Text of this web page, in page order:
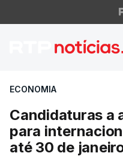
ECONOMIA
Candidaturas a
para
até 30 de